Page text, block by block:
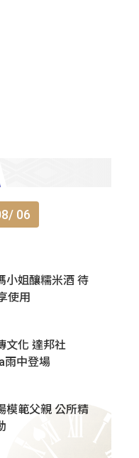
06
小姐釀糯米酒 待
使用
文化 達邦社
雨中登場
模範父親 公所精